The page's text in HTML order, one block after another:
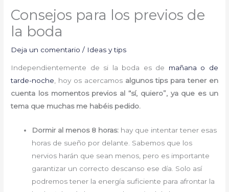
Consejos para los previos de
la boda
Deja un comentario / Ideas y tips
Independientemente de si la boda es de mañana o de
tarde-noche, hoy os acercamos algunos tips para tener en
cuenta los momentos previos al “sí, quiero”, ya que es un
tema que muchas me habéis pedido.
Dormir al menos 8 horas: hay que intentar tener esas
horas de sueño por delante. Sabemos que los
nervios harán que sean menos, pero es importante
garantizar un correcto descanso ese día. Solo así
podremos tener la energía suficiente para afrontar la